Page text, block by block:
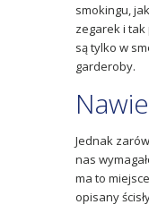
smokingu,
zegarek i
są tylko w
garderoby.
Jednak
nas
ma to
opisany